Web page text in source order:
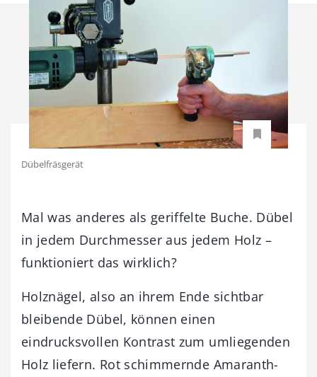
Dübelfräsgerät
Mal was anderes als geriffelte Buche. Dübel
in jedem Durchmesser aus jedem Holz –
funktioniert das wirklich?
Holznägel, also an ihrem Ende sichtbar
bleibende Dübel, können einen
eindrucksvollen Kontrast zum umliegenden
Holz liefern. Rot schimmernde Amaranth-